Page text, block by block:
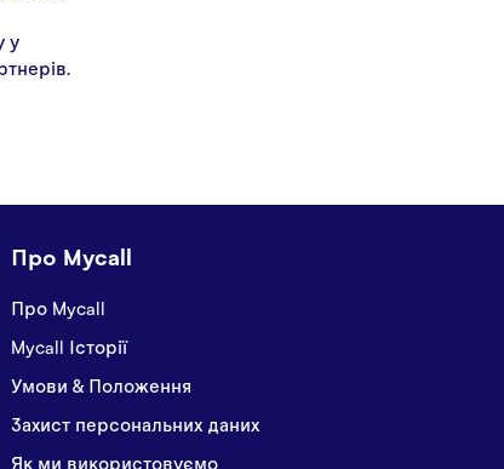
у
Про Mycall
Про Mycall
Mycall Історії
Умови & Положення
Захист персональних даних
Як ми використовуємо